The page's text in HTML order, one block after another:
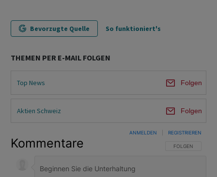
Bevorzugte Quelle So funktioniert's
THEMEN PER E-MAIL FOLGEN
Top News Folgen
Aktien Schweiz Folgen
Kommentare FOLGE DIESER
FOLGEN
ANMELDEN REGISTRIEREN